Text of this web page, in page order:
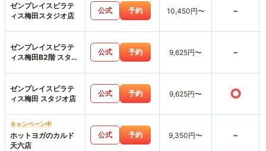
ゼンプレイスピラテ
ィス梅田スタジオ店
公式 予約 10,450円〜 -
ゼンプレイスピラテ
ィス梅田B2階 スタジ
公式 予約 9,625円〜 -
ゼンプレイスピラテ
ィス梅田 スタジオ店
公式 予約 9,625円〜 ○
キャンペーン中
ホットヨガのカルド
天六店
公式 予約 9,350円〜 -